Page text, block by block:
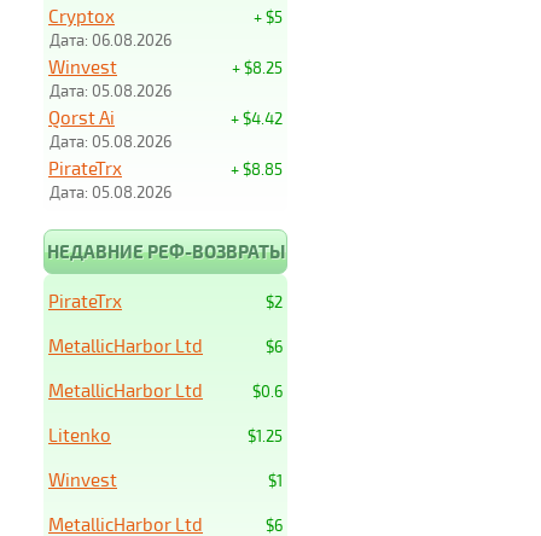
+ $5
Cryptox
Дата: 06.08.2026
+ $8.25
Winvest
Дата: 05.08.2026
+ $4.42
Qorst Ai
Дата: 05.08.2026
+ $8.85
PirateTrx
Дата: 05.08.2026
НЕДАВНИЕ РЕФ-ВОЗВРАТЫ
$2
PirateTrx
$6
MetallicHarbor Ltd
$0.6
MetallicHarbor Ltd
$1.25
Litenko
$1
Winvest
$6
MetallicHarbor Ltd